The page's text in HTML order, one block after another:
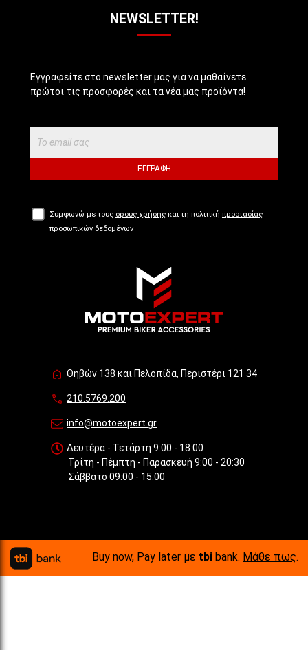
NEWSLETTER!
Εγγραφείτε στο newsletter μας για να μαθαίνετε
πρώτοι τις προσφορές και τα νέα μας προϊόντα!
ΕΓΓΡΑΦΉ
Συμφωνώ με τους όρους χρήσης και τη πολιτική προστασίας
προσωπικών δεδομένων
Θηβών 138 και Πελοπίδα, Περιστέρι 121 34
210.5769.200
info@motoexpert.gr
Δευτέρα - Τετάρτη 9:00 - 18:00
Τρίτη - Πέμπτη - Παρασκευή 9:00 - 20:30
Σάββατο 09:00 - 15:00
Buy now, Pay later με tbi bank. Μάθε πως.